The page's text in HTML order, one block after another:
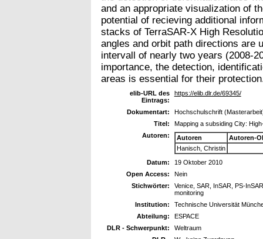
and an appropriate visualization of
potential of recieving additional
stacks of TerraSAR-X High
angles and orbit path directions are
intervall of nearly two years (2008-
importance, the detection,
areas is essential for their
elib-URL des
Eintrags:
https://elib.dlr.de/69345/
Dokumentart:
Hochschulschrift
Titel:
Mapping a subsiding City:
Autoren:
Autoren
Autoren-
Hanisch, Christin
Datum:
19 Oktober 2010
Open Access:
Nein
Stichwörter:
Venice, SAR, InSAR, PS-
monitoring
Institution:
Technische Universität
Abteilung:
ESPACE
DLR - Schwerpunkt:
Weltraum